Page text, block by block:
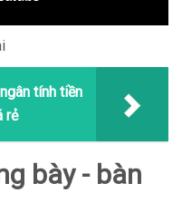
tính tiền
rẻ
bày - bàn